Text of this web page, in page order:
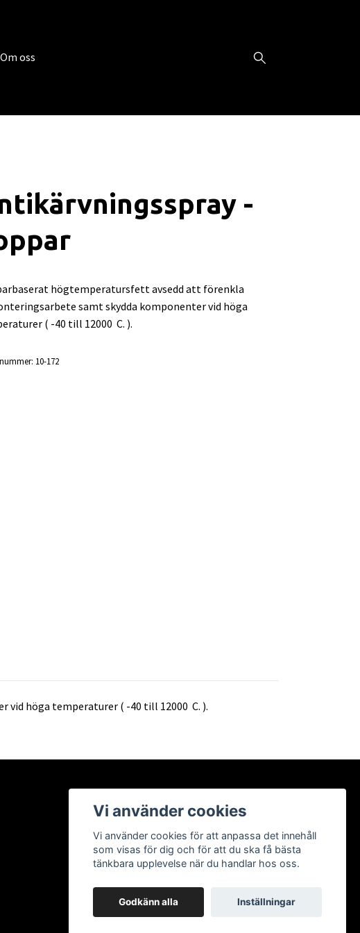
Om oss
-
högtemperatursfett avsedd att förenkla
samt skydda komponenter vid höga
( -40 till 12000 C. ).
10-172
höga temperaturer ( -40 till 12000 C. ).
Vi använder cookies
Vi använder cookies för att anpassa det innehåll
som visas för dig och för att du ska få bästa
tänkbara upplevelse när du handlar hos oss.
Godkänn alla Inställningar